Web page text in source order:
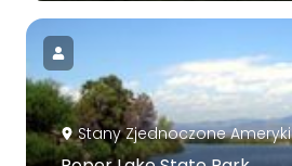
Stany Zjednoczone Ameryki